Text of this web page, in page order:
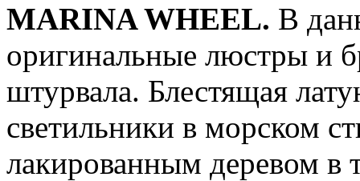
MARINA WHEEL. В
оригинальные люстры и
штурвала. Блестящая
светильники в морском
лакированным деревом в